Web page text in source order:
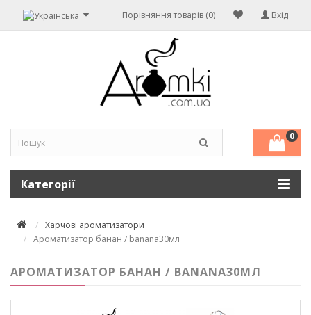
Вхід
Порівняння товарів (0)
0
Категорії
Харчові ароматизатори
Ароматизатор банан / banana30мл
АРОМАТИЗАТОР БАНАН / BANANA30МЛ